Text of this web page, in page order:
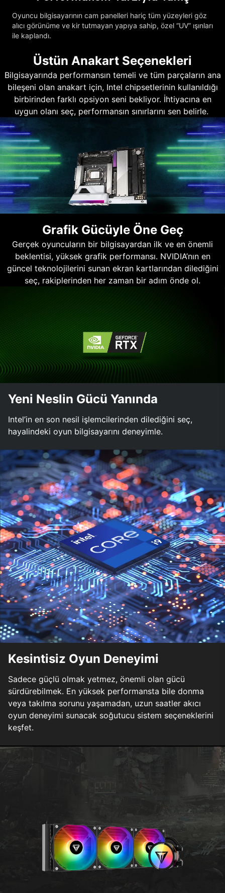
Oyuncu bilgisayarının cam panelleri hariç tüm yüzeyleri göz
alıcı görünüme ve kir tutmayan yapıya sahip, özel “UV” ışınları
ile kaplandı.
Üstün Anakart Seçenekleri
Bilgisayarında performansın temeli ve tüm parçaların ana
bileşeni olan anakart için, Intel chipsetlerinin kullanıldığı
birbirinden farklı opsiyon seni bekliyor. İhtiyacına en
uygun olanı seç, performansın sınırlarını sen belirle.
Grafik Gücüyle Öne Geç
Gerçek oyuncuların bir bilgisayardan ilk ve en önemli
beklentisi, yüksek grafik performansı. NVIDIA’nın en
güncel teknolojilerini sunan ekran kartlarından dilediğini
seç, rakiplerinden her zaman bir adım önde ol.
Yeni Neslin Gücü Yanında
Intel’in en son nesil işlemcilerinden dilediğini seç,
hayalindeki oyun bilgisayarını deneyimle.
Kesintisiz Oyun Deneyimi
Sadece güçlü olmak yetmez, önemli olan gücü
sürdürebilmek. En yüksek performansta bile donma
veya takılma sorunu yaşamadan, uzun saatler akıcı
oyun deneyimi sunacak soğutucu sistem seçeneklerini
keşfet.